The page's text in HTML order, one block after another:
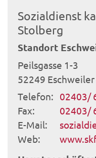
Sozialdienst
Stolberg
Standort
Peilsgasse 1-3
52249 Eschweiler
Telefon: 02403/
Fax:
02403/
E-Mail:
Web: